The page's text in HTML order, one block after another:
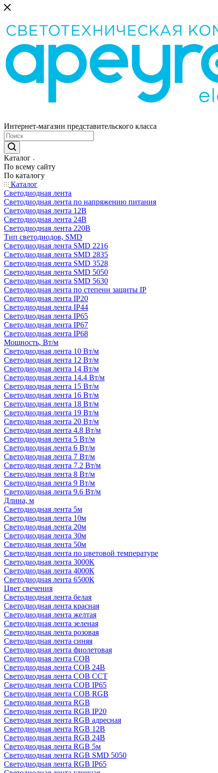
Интернет-магазин представительского класса
Каталог
По всему сайту
По каталогу
Каталог
Светодиодная лента
Светодиодная лента по напряжению питания
Светодиодная лента 12В
Светодиодная лента 24В
Светодиодная лента 220В
Тип светодиодов, SMD
Cветодиодная лента SMD 2216
Светодиодная лента SMD 2835
Светодиодная лента SMD 3528
Светодиодная лента SMD 5050
Светодиодная лента SMD 5630
Светодиодная лента по степени защиты IP
Светодиодная лента IP20
Светодиодная лента IP44
Светодиодная лента IP65
Светодиодная лента IP67
Светодиодная лента IP68
Мощность, Вт/м
Светодиодная лента 10 Вт/м
Светодиодная лента 12 Вт/м
Светодиодная лента 14 Вт/м
Светодиодная лента 14.4 Вт/м
Светодиодная лента 15 Вт/м
Светодиодная лента 16 Вт/м
Светодиодная лента 18 Вт/м
Светодиодная лента 19 Вт/м
Светодиодная лента 20 Вт/м
Светодиодная лента 4.8 Вт/м
Светодиодная лента 5 Вт/м
Светодиодная лента 6 Вт/м
Светодиодная лента 7 Вт/м
Светодиодная лента 7.2 Вт/м
Светодиодная лента 8 Вт/м
Светодиодная лента 9 Вт/м
Светодиодная лента 9.6 Вт/м
Длина, м
Светодиодная лента 5м
Светодиодная лента 10м
Светодиодная лента 20м
Светодиодная лента 30м
Светодиодная лента 50м
Светодиодная лента по цветовой температуре
Светодиодная лента 3000К
Светодиодная лента 4000К
Светодиодная лента 6500К
Цвет свечения
Светодиодная лента белая
Светодиодная лента красная
Светодиодная лента желтая
Светодиодная лента зеленая
Светодиодная лента розовая
Светодиодная лента синяя
Светодиодная лента фиолетовая
Светодиодная лента COB
Светодиодная лента COB 24В
Светодиодная лента COB CCT
Светодиодная лента COB IP65
Светодиодная лента COB RGB
Светодиодная лента RGB
Светодиодная лента RGB IP20
Светодиодная лента RGB адресная
Светодиодная лента RGB 12В
Светодиодная лента RGB 24В
Светодиодная лента RGB 5м
Светодиодная лента RGB SMD 5050
Светодиодная лента RGB IP65